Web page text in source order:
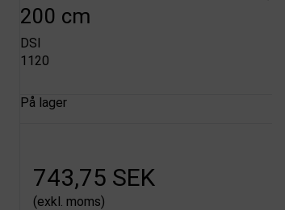
200 cm
DSI
1120
På lager
743,75 SEK
(exkl. moms)